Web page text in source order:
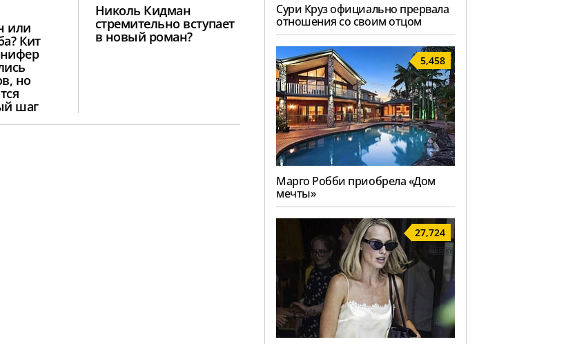
или
Кит
но
шаг
Николь Кидман
стремительно вступает
в новый роман?
Сури Круз официально прервала
отношения со своим отцом
5,458
Марго Робби приобрела «Дом
мечты»
27,724